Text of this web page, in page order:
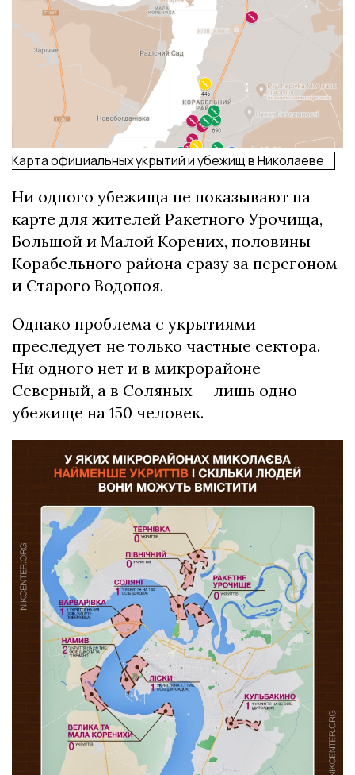
Карта официальных укрытий и убежищ в Николаеве
Ни одного убежища не показывают на
карте для жителей Ракетного Урочища,
Большой и Малой Корених, половины
Корабельного района сразу за перегоном
и Старого Водопоя.
Однако проблема с укрытиями
преследует не только частные сектора.
Ни одного нет и в микрорайоне
Северный, а в Соляных — лишь одно
убежище на 150 человек.